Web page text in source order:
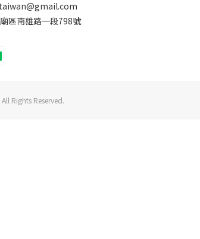
區南雄路一段798號
Rights Reserved.